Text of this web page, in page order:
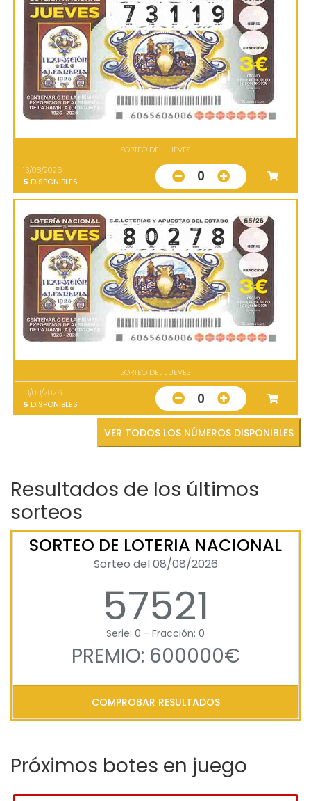
SORTEO DEL JUEVES
13/08/2026
5 DISPONIBLES 0
SORTEO DEL JUEVES
13/08/2026
5 DISPONIBLES 0
VER TODOS LOS NÚMEROS DISPONIBLES
Resultados de los últimos
sorteos
SORTEO DE LOTERIA NACIONAL
Sorteo del 08/08/2026
57521
Serie: 0 - Fracción: 0
PREMIO: 600000€
COMPROBAR RESULTADOS
Próximos botes en juego